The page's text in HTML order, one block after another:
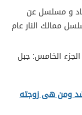
و مسلسل عن
ممالك النار عام
الجزء الخامس: جبل
ومن هى زوجته